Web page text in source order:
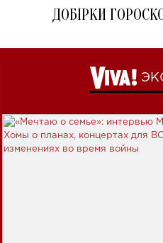
ДОБІРКИ